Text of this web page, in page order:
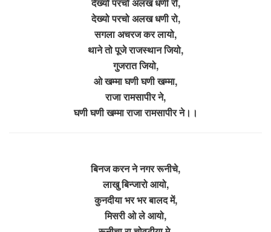
देख्यो परचो अलख धणी रो,
सगला अचरज कर लायो,
थाने तो पूजे राजस्थान जियो,
गुजरात जियो,
ओ खम्मा घणी घणी खम्मा,
राजा रामसापीर ने,
घणी घणी खम्मा राजा रामसापीर ने।।
बिनज करन ने नगर रूनीचे,
लाखु बिन्जारो आयो,
कुनदीया भर भर बालद में,
मिसरी ओ ले आयो,